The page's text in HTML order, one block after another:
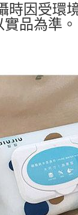
時因受環
品為準。